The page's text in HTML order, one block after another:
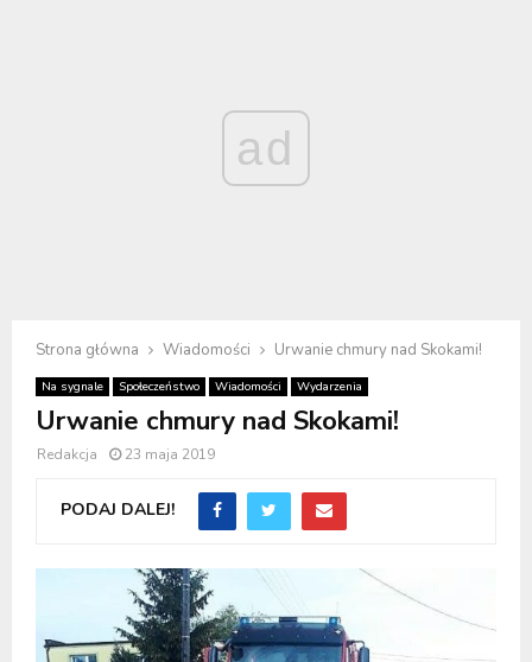
ad
Strona główna Wiadomości Urwanie chmury nad Skokami!
Na sygnale Społeczeństwo Wiadomości Wydarzenia
Urwanie chmury nad Skokami!
Redakcja 23 maja 2019
PODAJ DALEJ!